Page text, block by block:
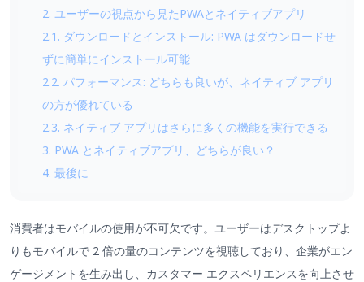
2. ユーザーの視点から見たPWAとネイティブアプリ
2.1. ダウンロードとインストール: PWA はダウンロードせ
ずに簡単にインストール可能
2.2. パフォーマンス: どちらも良いが、ネイティブ アプリ
の方が優れている
2.3. ネイティブ アプリはさらに多くの機能を実行できる
3. PWA とネイティブアプリ、どちらが良い？
4. 最後に
消費者はモバイルの使用が不可欠です。ユーザーはデスクトップよ
りもモバイルで 2 倍の量のコンテンツを視聴しており、企業がエン
ゲージメントを生み出し、カスタマー エクスペリエンスを向上させ